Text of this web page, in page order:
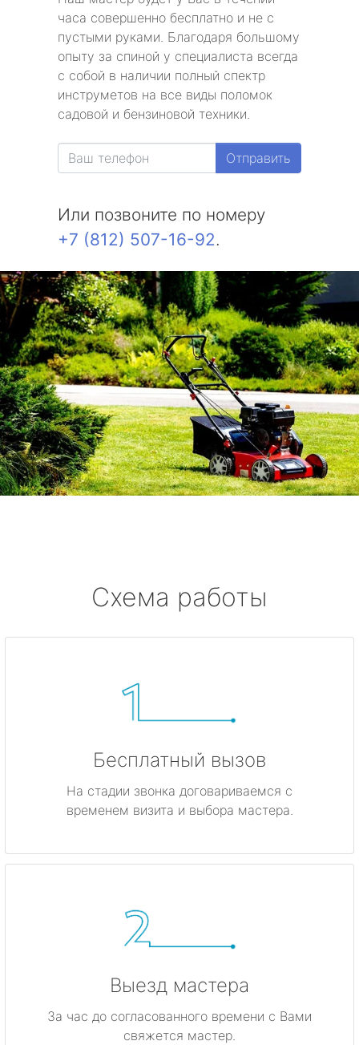
часа совершенно бесплатно и не с
пустыми руками. Благодаря большому
опыту за спиной у специалиста всегда
с собой в наличии полный спектр
инструметов на все виды поломок
садовой и бензиновой техники.
Отправить
Или позвоните по номеру
+7 (812) 507-16-92.
Схема работы
Бесплатный вызов
На стадии звонка договариваемся с
временем визита и выбора мастера.
Выезд мастера
За час до согласованного времени с Вами
свяжется мастер.